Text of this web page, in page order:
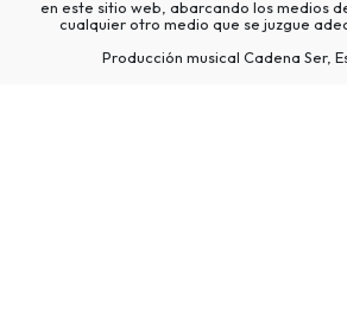
en este sitio web, abarcando los medios
cualquier otro medio que se juzgue
Producción musical Cadena Ser,